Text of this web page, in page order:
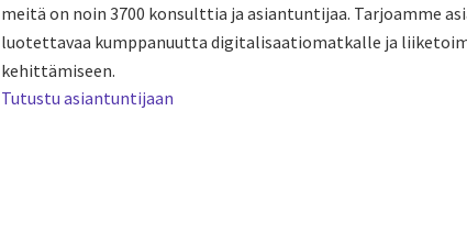
meitä on noin 3700 konsulttia ja asiantuntijaa. Tarjoamme
luotettavaa kumppanuutta digitalisaatiomatkalle ja
kehittämiseen.
Tutustu asiantuntijaan